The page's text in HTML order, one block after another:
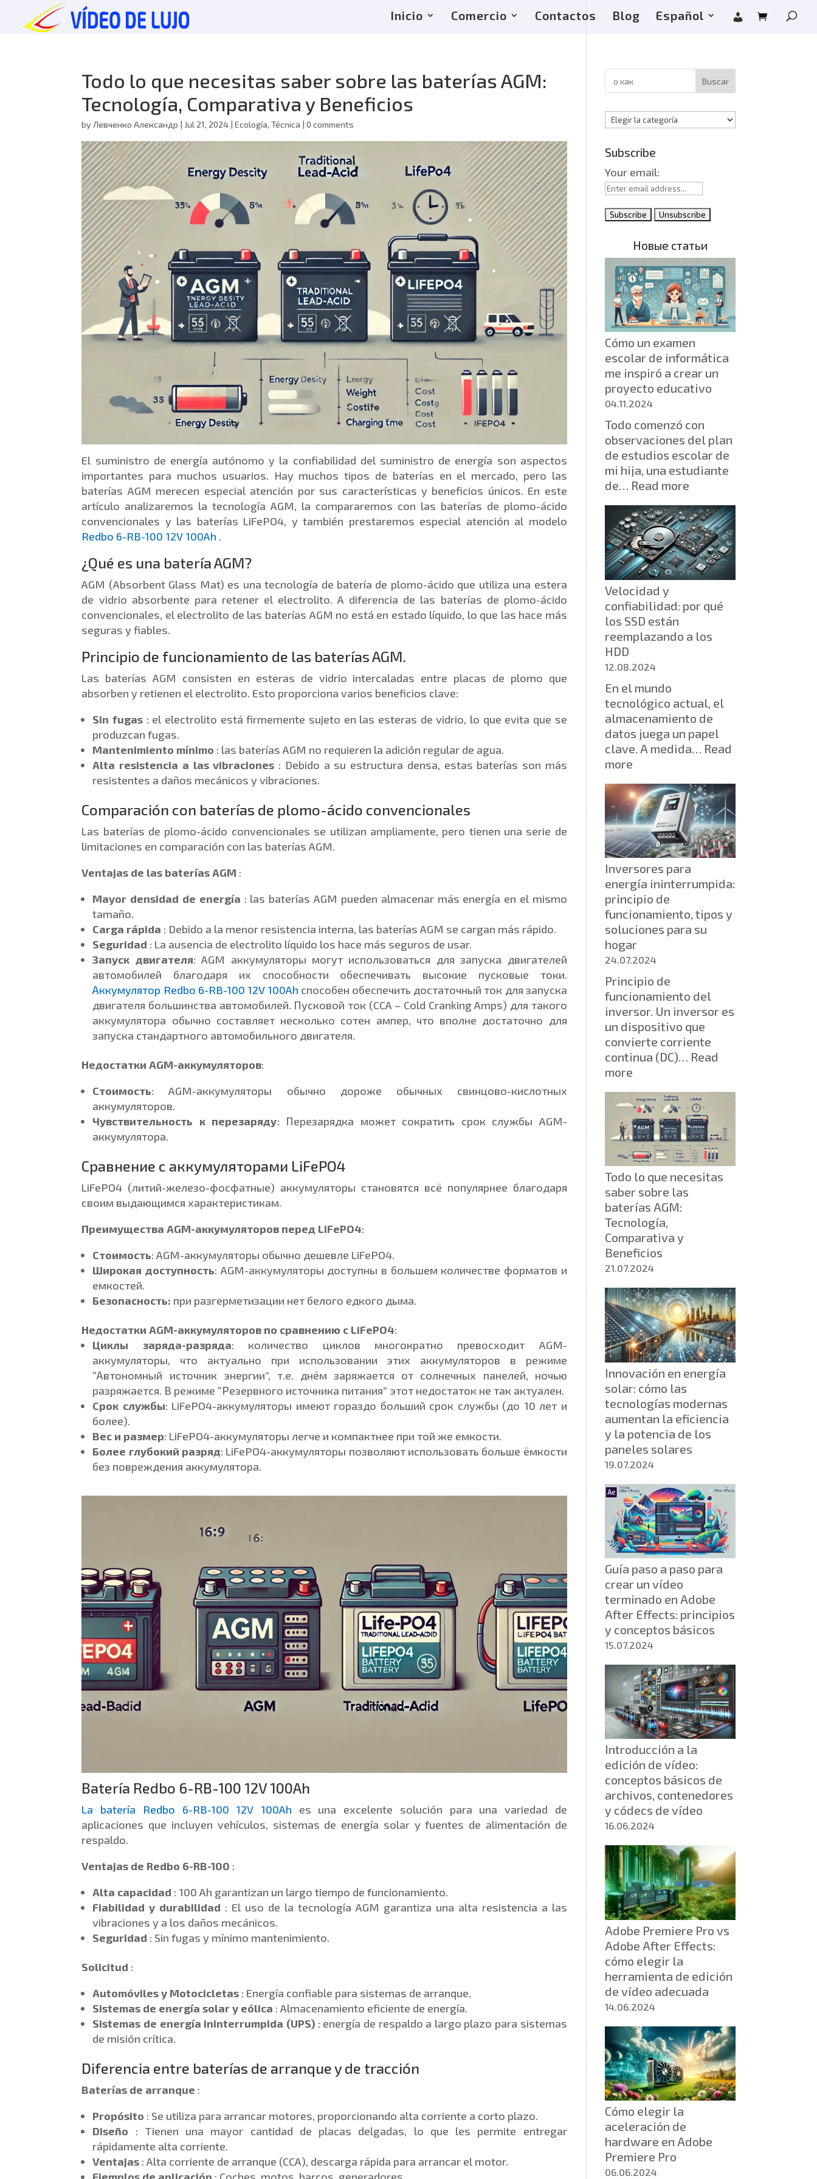
Inicio Comercio Contactos Blog Español
Todo lo que necesitas saber sobre las baterías AGM:
Tecnología, Comparativa y Beneficios
byЛевченко Александр | Jul 21, 2024 |Ecología,Técnica |0 comments
El suministro de energía autónomo y la confiabilidad del suministro de energía son aspectos
importantes para muchos usuarios. Hay muchos tipos de baterías en el mercado, pero las
baterías AGM merecen especial atención por sus características y beneficios únicos. En este
artículo analizaremos la tecnología AGM, la compararemos con las baterías de plomo-ácido
convencionales y las baterías LiFePO4, y también prestaremos especial atención al modelo
Redbo 6-RB-100 12V 100Ah .
¿Qué es una batería AGM?
AGM (Absorbent Glass Mat) es una tecnología de batería de plomo-ácido que utiliza una estera
de vidrio absorbente para retener el electrolito. A diferencia de las baterías de plomo-ácido
convencionales, el electrolito de las baterías AGM no está en estado líquido, lo que las hace más
seguras y fiables.
Principio de funcionamiento de las baterías AGM.
Las baterías AGM consisten en esteras de vidrio intercaladas entre placas de plomo que
absorben y retienen el electrolito. Esto proporciona varios beneficios clave:
Sin fugas : el electrolito está firmemente sujeto en las esteras de vidrio, lo que evita que se
produzcan fugas.
Mantenimiento mínimo : las baterías AGM no requieren la adición regular de agua.
Alta resistencia a las vibraciones : Debido a su estructura densa, estas baterías son más
resistentes a daños mecánicos y vibraciones.
Comparación con baterías de plomo-ácido convencionales
Las baterías de plomo-ácido convencionales se utilizan ampliamente, pero tienen una serie de
limitaciones en comparación con las baterías AGM.
Ventajas de las baterías AGM :
Mayor densidad de energía : las baterías AGM pueden almacenar más energía en el mismo
tamaño.
Carga rápida : Debido a la menor resistencia interna, las baterías AGM se cargan más rápido.
Seguridad : La ausencia de electrolito líquido los hace más seguros de usar.
Запуск двигателя: AGM аккумуляторы могут использоваться для запуска двигателей
автомобилей благодаря их способности обеспечивать высокие пусковые токи.
Аккумулятор Redbo 6-RB-100 12V 100Ah способен обеспечить достаточный ток для запуска
двигателя большинства автомобилей. Пусковой ток (CCA – Cold Cranking Amps) для такого
аккумулятора обычно составляет несколько сотен ампер, что вполне достаточно для
запуска стандартного автомобильного двигателя.
Недостатки AGM-аккумуляторов:
Стоимость: AGM-аккумуляторы обычно дороже обычных свинцово-кислотных
аккумуляторов.
Чувствительность к перезаряду: Перезарядка может сократить срок службы AGM-
аккумулятора.
Сравнение с аккумуляторами LiFePO4
LiFePO4 (литий-железо-фосфатные) аккумуляторы становятся всё популярнее благодаря
своим выдающимся характеристикам.
Преимущества AGM-аккумуляторов перед LiFePO4:
Стоимость: AGM-аккумуляторы обычно дешевле LiFePO4.
Широкая доступность: AGM-аккумуляторы доступны в большем количестве форматов и
емкостей.
Безопасность: при разгерметизации нет белого едкого дыма.
Недостатки AGM-аккумуляторов по сравнению с LiFePO4:
Циклы заряда-разряда: количество циклов многократно превосходит AGM-
аккумуляторы, что актуально при использовании этих аккумуляторов в режиме
“Автономный источник энергии”, т.е. днём заряжается от солнечных панелей, ночью
разряжается. В режиме “Резервного источника питания” этот недостаток не так актуален.
Срок службы: LiFePO4-аккумуляторы имеют гораздо больший срок службы (до 10 лет и
более).
Вес и размер: LiFePO4-аккумуляторы легче и компактнее при той же емкости.
Более глубокий разряд: LiFePO4-аккумуляторы позволяют использовать больше ёмкости
без повреждения аккумулятора.
Batería Redbo 6-RB-100 12V 100Ah
La batería Redbo 6-RB-100 12V 100Ah es una excelente solución para una variedad de
aplicaciones que incluyen vehículos, sistemas de energía solar y fuentes de alimentación de
respaldo.
Ventajas de Redbo 6-RB-100 :
Alta capacidad : 100 Ah garantizan un largo tiempo de funcionamiento.
Fiabilidad y durabilidad : El uso de la tecnología AGM garantiza una alta resistencia a las
vibraciones y a los daños mecánicos.
Seguridad : Sin fugas y mínimo mantenimiento.
Solicitud :
Automóviles y Motocicletas : Energía confiable para sistemas de arranque.
Sistemas de energía solar y eólica : Almacenamiento eficiente de energía.
Sistemas de energía ininterrumpida (UPS): energía de respaldo a largo plazo para sistemas
de misión crítica.
Diferencia entre baterías de arranque y de tracción
Baterías de arranque :
Propósito : Se utiliza para arrancar motores, proporcionando alta corriente a corto plazo.
Diseño : Tienen una mayor cantidad de placas delgadas, lo que les permite entregar
rápidamente alta corriente.
Ventajas : Alta corriente de arranque (CCA), descarga rápida para arrancar el motor.
Buscar
Categorías
Subscribe
Your email:
Новые статьи
Cómo un examen
escolar de informática
me inspiró a crear un
proyecto educativo
04.11.2024
Todo comenzó con
observaciones del plan
de estudios escolar de
mi hija, una estudiante
de… Read more:
un
examen
escolar
de
informática
inspiró
crear
Velocidad y
confiabilidad: por qué
los SSD están
reemplazando a los
HDD
12.08.2024
En el mundo
tecnológico actual, el
almacenamiento de
datos juega un papel
clave. A medida… Read
more:
y
confiabilidad:
por
qué
los
SSD
están
reemplazando
a
los
HDD
Inversores para
energía ininterrumpida:
principio de
funcionamiento, tipos y
soluciones para su
hogar
24.07.2024
Principio de
funcionamiento del
inversor. Un inversor es
un dispositivo que
convierte corriente
continua (DC)… Read
more:
para
energía
ininterrumpida:
principio
de
funcionamiento,
tipos
y
soluciones
para
su
hogar
Todo lo que necesitas
saber sobre las
baterías AGM:
Tecnología,
Comparativa y
Beneficios
21.07.2024
Innovación en energía
solar: cómo las
tecnologías modernas
aumentan la eficiencia
y la potencia de los
paneles solares
19.07.2024
Guía paso a paso para
crear un vídeo
terminado en Adobe
After Effects: principios
y conceptos básicos
15.07.2024
Introducción a la
edición de vídeo:
conceptos básicos de
archivos, contenedores
y códecs de vídeo
16.06.2024
Adobe Premiere Pro vs
Adobe After Effects:
cómo elegir la
herramienta de edición
de vídeo adecuada
14.06.2024
Cómo elegir la
aceleración de
hardware en Adobe
Premiere Pro
06.06.2024